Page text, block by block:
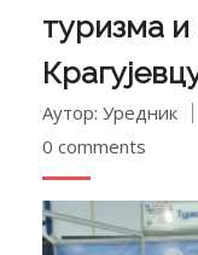
туризма и
Аутор: Уредник
0 comments